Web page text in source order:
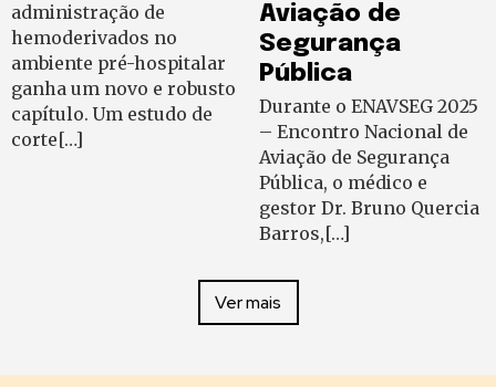
administração de
hemoderivados no
ambiente pré-hospitalar
ganha um novo e robusto
capítulo. Um estudo de
corte[…]
Aviação de
Segurança
Pública
Durante o ENAVSEG 2025
– Encontro Nacional de
Aviação de Segurança
Pública, o médico e
gestor Dr. Bruno Quercia
Barros,[…]
Ver mais